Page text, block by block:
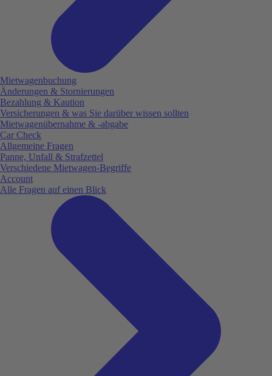
Mietwagenbuchung
Änderungen & Stornierungen
Bezahlung & Kaution
Versicherungen & was Sie darüber wissen sollten
Mietwagenübernahme & -abgabe
Car Check
Allgemeine Fragen
Panne, Unfall & Strafzettel
Verschiedene Mietwagen-Begriffe
Account
Alle Fragen auf einen Blick